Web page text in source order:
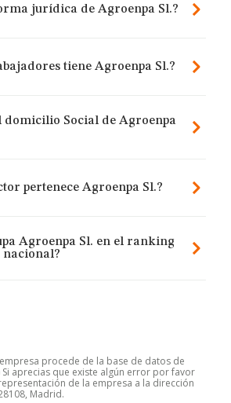
jurídica de Agroenpa Sl.?
tiene Agroenpa Sl.?
domicilio Social de Agroenpa
pertenece Agroenpa Sl.?
Agroenpa Sl. en el ranking
procede de la base de datos de
Si aprecias que existe algún error por favor
de la empresa a la dirección
Madrid.